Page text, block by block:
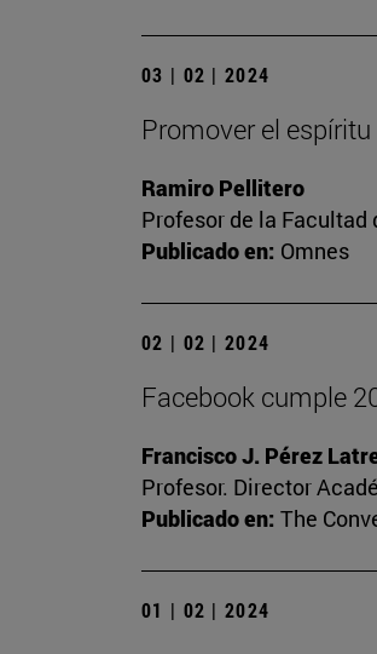
03 | 02 | 2024
Promover el
Ramiro Pellitero
Profesor de la Facultad
Publicado en: Omnes
02 | 02 | 2024
Facebook cumple
Francisco J. Pérez
Profesor. Director
Publicado en: The
01 | 02 | 2024